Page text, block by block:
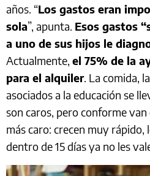
años. “Los gastos eran
sola”, apunta. Esos gastos
a uno de sus hijos le
Actualmente, el 75% de la
para el alquiler. La comida,
asociados a la educación se
son caros, pero conforme
más caro: crecen muy rápido,
dentro de 15 días ya no les